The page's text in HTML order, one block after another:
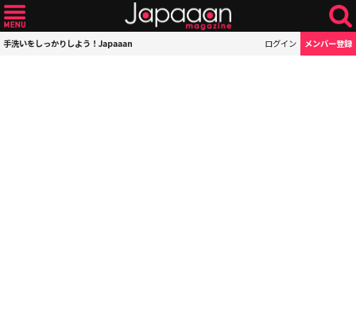
手洗いをしっかりしよう！Japaaan ログイン メンバー登録